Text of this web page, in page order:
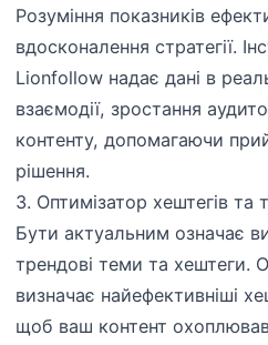
Розуміння показників
вдосконалення стратегії.
Lionfollow надає дані в
взаємодії, зростання
контенту, допомагаючи
рішення.
3. Оптимізатор хештегів та
Бути актуальним означає
трендові теми та хештеги.
визначає найефективніші
щоб ваш контент